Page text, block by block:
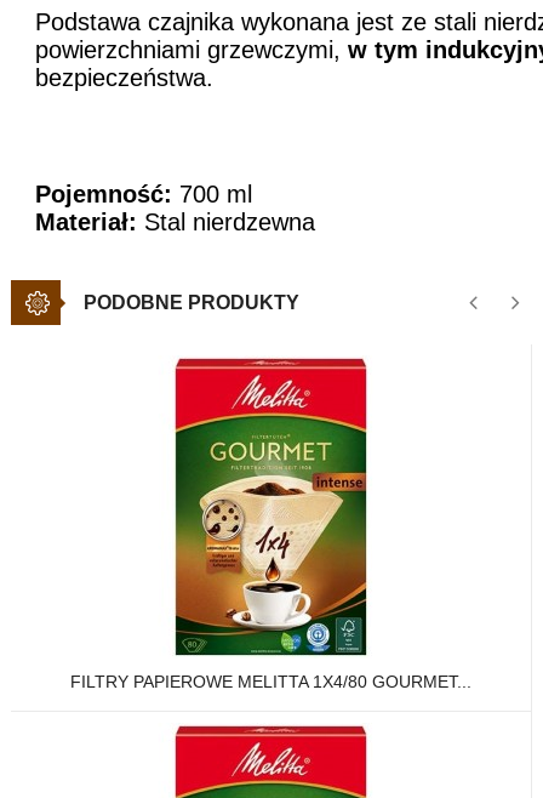
Podstawa czajnika wykonana jest ze stali
powierzchniami grzewczymi, w tym
bezpieczeństwa.
Pojemność: 700 ml
Materiał: Stal nierdzewna
PODOBNE PRODUKTY
FILTRY PAPIEROWE MELITTA 1X4/80 GOURMET...